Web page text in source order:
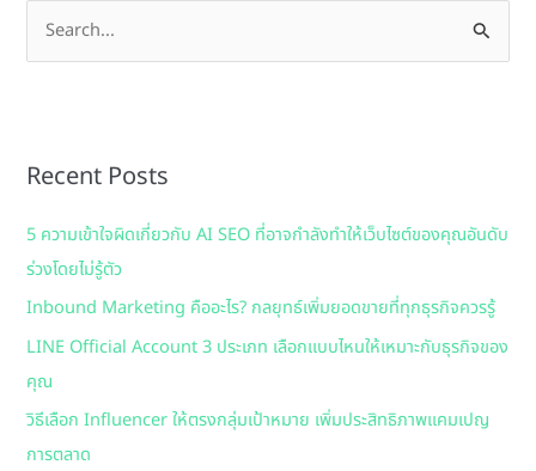
e
c
f
o
r
:
Recent Posts
5 ความเข้าใจผิดเกี่ยวกับ AI SEO ที่อาจกำลังทำให้เว็บไซต์ของคุณอันดับ
ร่วงโดยไม่รู้ตัว
Inbound Marketing คืออะไร? กลยุทธ์เพิ่มยอดขายที่ทุกธุรกิจควรรู้
LINE Official Account 3 ประเภท เลือกแบบไหนให้เหมาะกับธุรกิจของ
คุณ
วิธีเลือก Influencer ให้ตรงกลุ่มเป้าหมาย เพิ่มประสิทธิภาพแคมเปญ
การตลาด